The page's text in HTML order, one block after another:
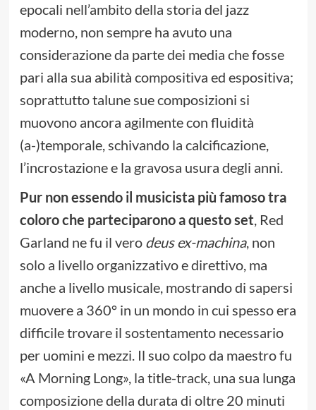
epocali nell’ambito della storia del jazz
moderno, non sempre ha avuto una
considerazione da parte dei media che fosse
pari alla sua abilità compositiva ed espositiva;
soprattutto talune sue composizioni si
muovono ancora agilmente con fluidità
(a-)temporale, schivando la calcificazione,
l’incrostazione e la gravosa usura degli anni.
Pur non essendo il musicista più famoso tra
coloro che parteciparono a questo set, Red
Garland ne fu il vero deus ex-machina, non
solo a livello organizzativo e direttivo, ma
anche a livello musicale, mostrando di sapersi
muovere a 360° in un mondo in cui spesso era
difficile trovare il sostentamento necessario
per uomini e mezzi. Il suo colpo da maestro fu
«A Morning Long», la title-track, una sua lunga
composizione della durata di oltre 20 minuti